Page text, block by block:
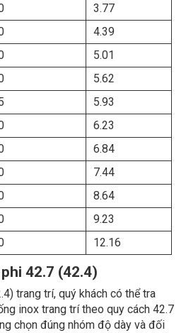
3.77
4.39
5.01
5.62
5.93
6.23
6.84
7.44
8.64
9.23
12.16
42.7 (42.4)
trang trí, quý khách có thể tra
inox trang trí theo quy cách 42.7
chọn đúng nhóm độ dày và đối